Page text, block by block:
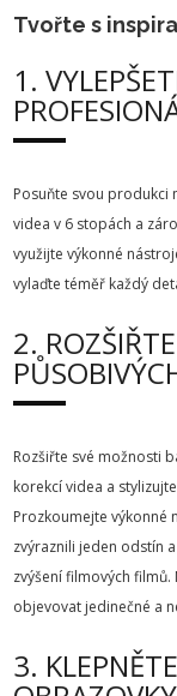
Tvořte s
1.
Posuňte svou produkci
videa v 6 stopách a
využijte výkonné
vylaďte téměř každý
2.
Rozšiřte své možnosti
korekcí videa a
Prozkoumejte výkonné
zvýraznili jeden odstín
zvýšení filmových
objevovat jedinečné a
3.